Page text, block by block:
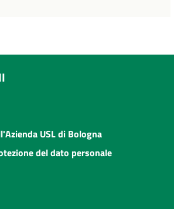
USL di Bologna
del dato personale